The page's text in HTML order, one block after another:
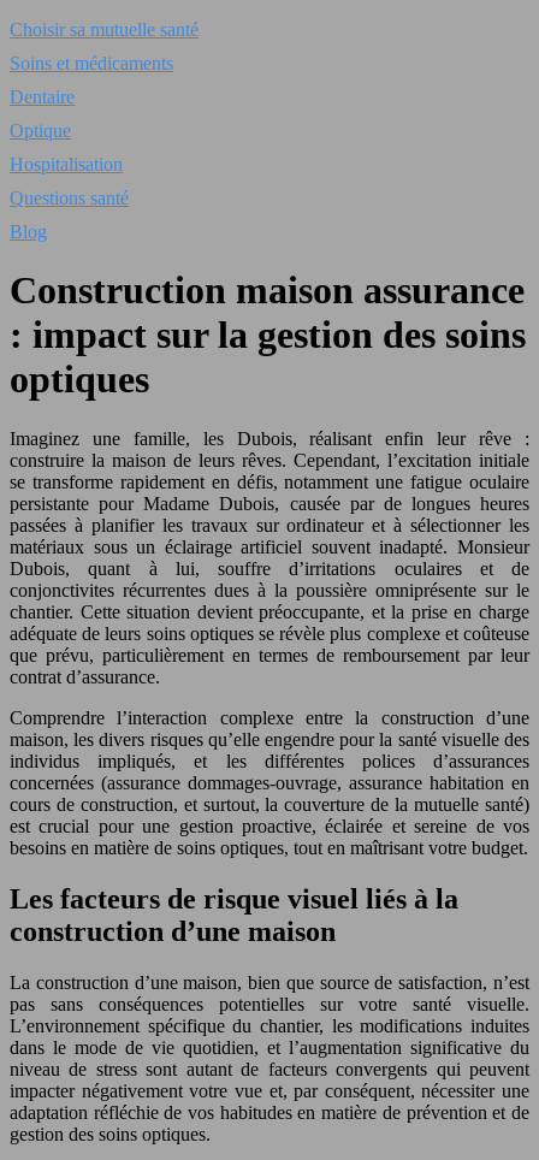
Choisir sa mutuelle santé
Soins et médicaments
Dentaire
Optique
Hospitalisation
Questions santé
Blog
Construction maison assurance
: impact sur la gestion des soins
optiques
Imaginez une famille, les Dubois, réalisant enfin leur rêve :
construire la maison de leurs rêves. Cependant, l’excitation initiale
se transforme rapidement en défis, notamment une fatigue oculaire
persistante pour Madame Dubois, causée par de longues heures
passées à planifier les travaux sur ordinateur et à sélectionner les
matériaux sous un éclairage artificiel souvent inadapté. Monsieur
Dubois, quant à lui, souffre d’irritations oculaires et de
conjonctivites récurrentes dues à la poussière omniprésente sur le
chantier. Cette situation devient préoccupante, et la prise en charge
adéquate de leurs soins optiques se révèle plus complexe et coûteuse
que prévu, particulièrement en termes de remboursement par leur
contrat d’assurance.
Comprendre l’interaction complexe entre la construction d’une
maison, les divers risques qu’elle engendre pour la santé visuelle des
individus impliqués, et les différentes polices d’assurances
concernées (assurance dommages-ouvrage, assurance habitation en
cours de construction, et surtout, la couverture de la mutuelle santé)
est crucial pour une gestion proactive, éclairée et sereine de vos
besoins en matière de soins optiques, tout en maîtrisant votre budget.
Les facteurs de risque visuel liés à la
construction d’une maison
La construction d’une maison, bien que source de satisfaction, n’est
pas sans conséquences potentielles sur votre santé visuelle.
L’environnement spécifique du chantier, les modifications induites
dans le mode de vie quotidien, et l’augmentation significative du
niveau de stress sont autant de facteurs convergents qui peuvent
impacter négativement votre vue et, par conséquent, nécessiter une
adaptation réfléchie de vos habitudes en matière de prévention et de
gestion des soins optiques.